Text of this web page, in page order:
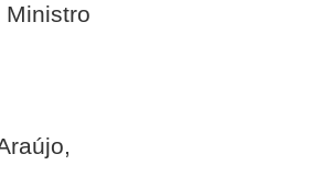
Ministro